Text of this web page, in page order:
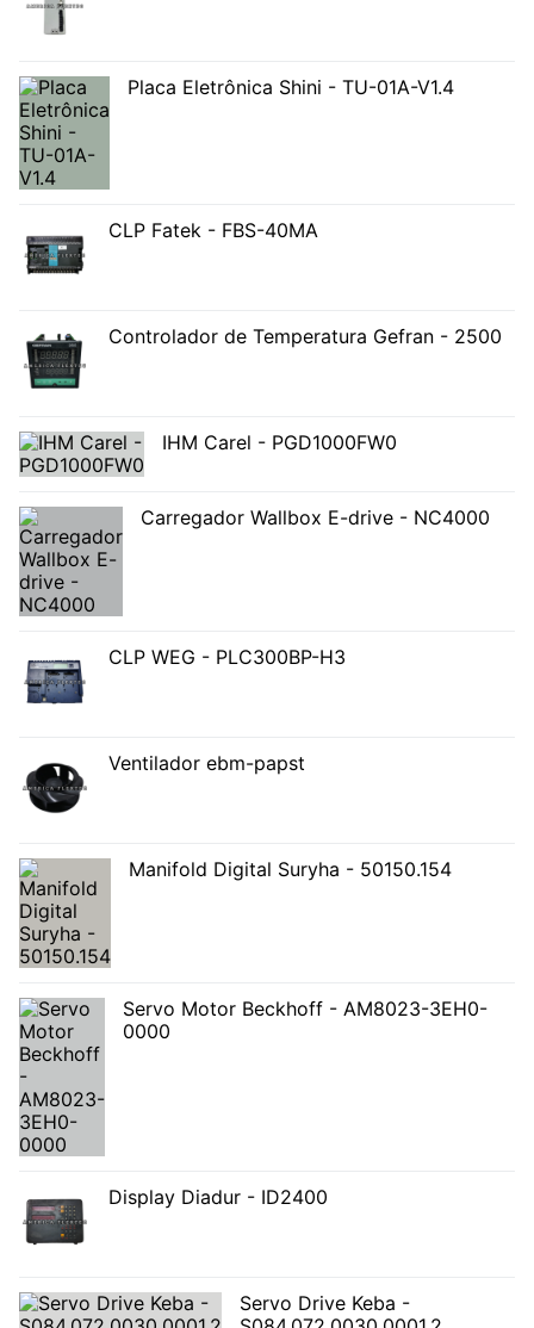
Placa Eletrônica Shini - TU-01A-V1.4
CLP Fatek - FBS-40MA
Controlador de Temperatura Gefran - 2500
IHM Carel - PGD1000FW0
Carregador Wallbox E-drive - NC4000
CLP WEG - PLC300BP-H3
Ventilador ebm-papst
Manifold Digital Suryha - 50150.154
Servo Motor Beckhoff - AM8023-3EH0-
0000
Display Diadur - ID2400
Servo Drive Keba -